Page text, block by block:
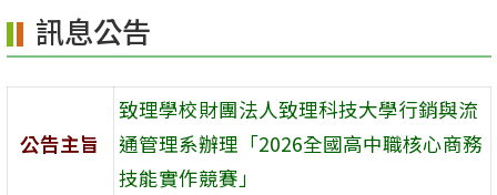
區
訊息公告
公告主旨
致理學校財團法人致理科技大學行銷與流
通管理系辦理「2026全國高中職核心商務
技能實作競賽」